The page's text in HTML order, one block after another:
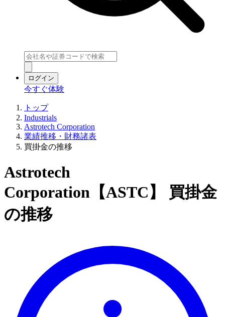
ログイン
今すぐ体験
トップ
Industrials
Astrotech Corporation
業績推移・財務諸表
買掛金の推移
Astrotech
Corporation【ASTC】 買掛金
の推移